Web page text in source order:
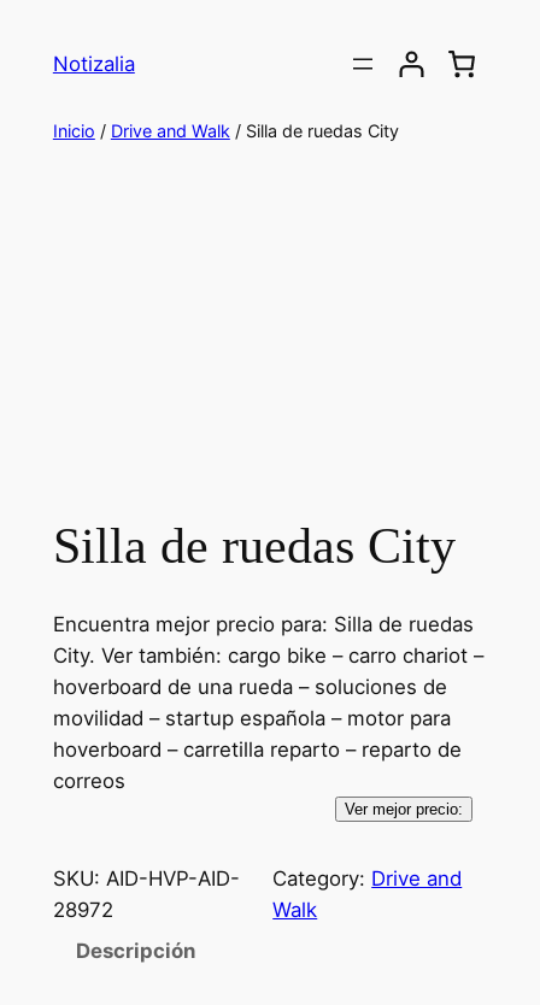
Notizalia
Inicio / Drive and Walk/ Silla de ruedas City
Silla de ruedas City
Encuentra mejor precio para: Silla de ruedas
City. Ver también: cargo bike – carro chariot –
hoverboard de una rueda – soluciones de
movilidad – startup española – motor para
hoverboard – carretilla reparto – reparto de
correos
Ver mejor precio:
SKU: AID-HVP-AID-
28972
Category: Drive and
Walk
Descripción